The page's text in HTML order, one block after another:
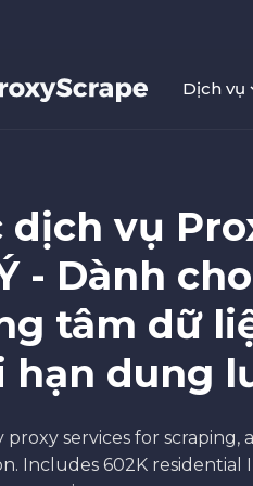
Dịch vụ
dịch vụ
- Dành
tâm dữ
hạn dung
proxy services for scraping,
Includes 602K residential